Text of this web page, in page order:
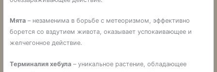
Мята– незаменима в борьбе с метеоризмом, эффективно
борется со вздутием живота, оказывает успокаивающее и
желчегонное действие.
Терминалия хебула– уникальное растение, обладающее